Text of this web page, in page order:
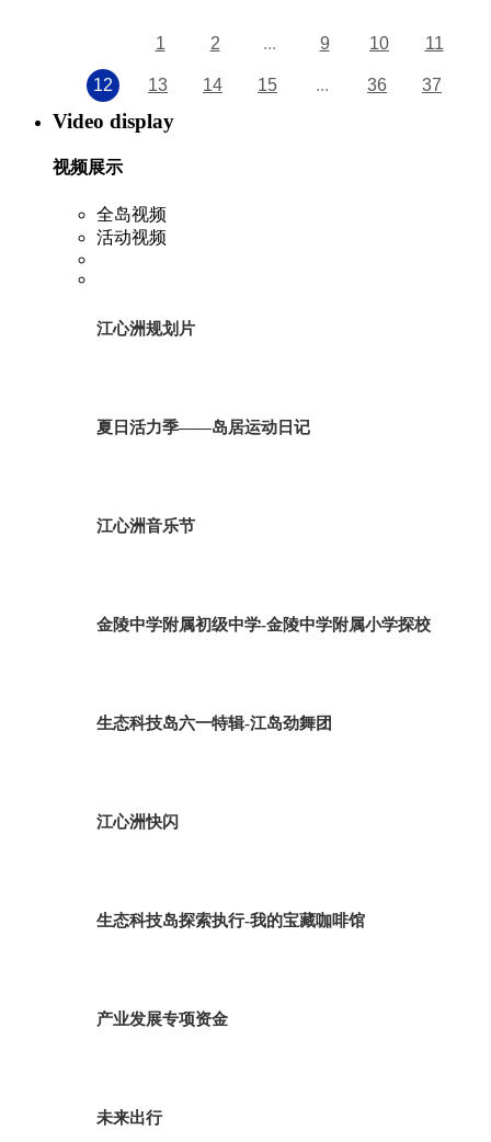
1 2 ... 9 10 11
12 13 14 15 ... 36 37
Video display
视频展示
全岛视频
活动视频
江心洲规划片
夏日活力季——岛居运动日记
江心洲音乐节
金陵中学附属初级中学-金陵中学附属小学探校
生态科技岛六一特辑-江岛劲舞团
江心洲快闪
生态科技岛探索执行-我的宝藏咖啡馆
产业发展专项资金
未来出行